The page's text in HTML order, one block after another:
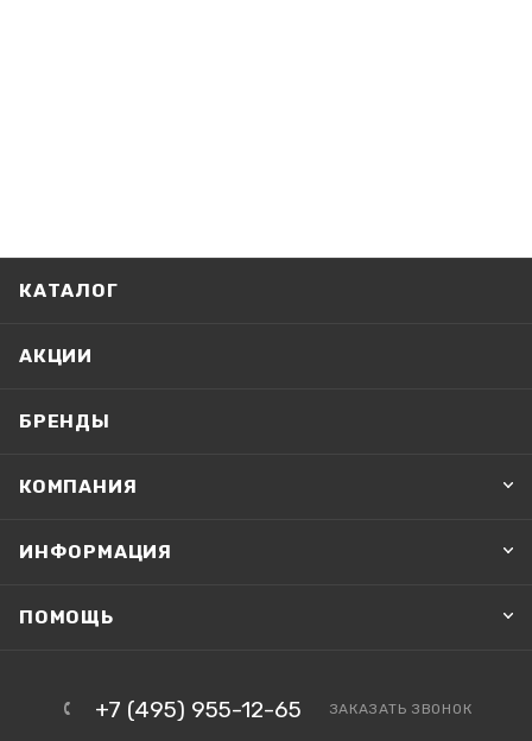
КАТАЛОГ
АКЦИИ
БРЕНДЫ
КОМПАНИЯ
ИНФОРМАЦИЯ
ПОМОЩЬ
+7 (495) 955-12-65 ЗАКАЗАТЬ ЗВОНОК